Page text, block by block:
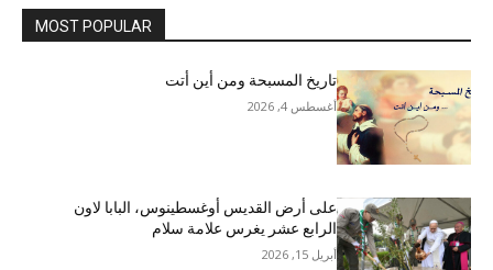
MOST POPULAR
تاريخ المسبحة ومن أين أتت
أغسطس 4, 2026
على أرض القديس أوغسطينوس، البابا لاون
الرابع عشر يغرس علامة سلام
أبريل 15, 2026